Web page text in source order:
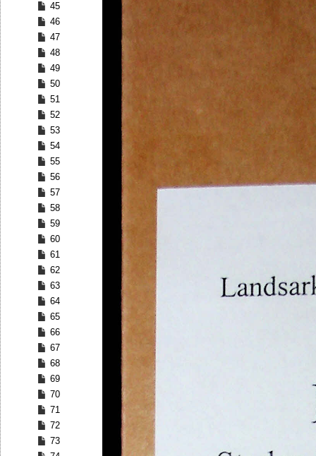
45
46
47
48
49
50
51
52
53
54
55
56
57
58
59
60
61
62
63
64
65
66
67
68
69
70
71
72
73